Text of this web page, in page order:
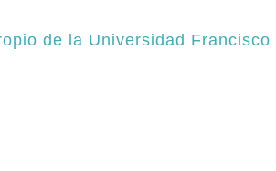
de la Universidad Francisco